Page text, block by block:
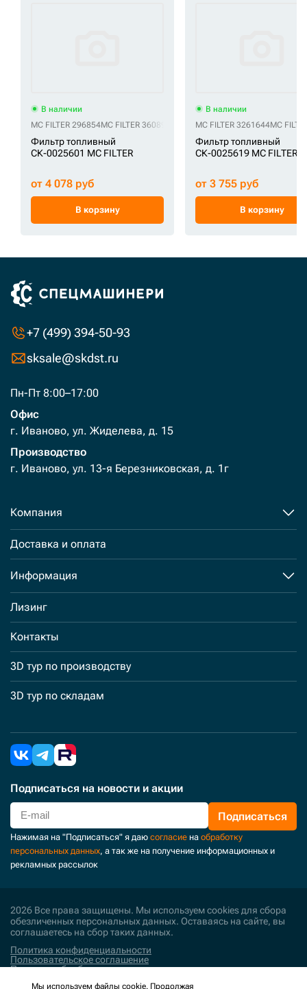
В наличии
MC FILTER 296854MC FILTER 3608960 MC FILTER FG174MC FILTER
Фильтр топливный
СК-0025601 MC FILTER
от 4 078 руб
В корзину
В наличии
MC FILTER 3261644MC
Фильтр топливный
СК-0025619 MC FILTER
от 3 755 руб
В корзину
+7 (499) 394-50-93
sksale@skdst.ru
Пн-Пт 8:00–17:00
Офис
г. Иваново, ул. Жиделева, д. 15
Производство
г. Иваново, ул. 13-я Березниковская, д. 1г
Компания
Доставка и оплата
Информация
Лизинг
Контакты
3D тур по производству
3D тур по складам
Подписаться на новости и акции
Подписаться
Нажимая на "Подписаться" я даю согласие на обработку
персональных данных, а так же на получение информационных и
рекламных рассылок
2026 Все права защищены. Мы используем cookies для сбора
обезличенных персональных данных. Оставаясь на сайте, вы
соглашаетесь на сбор таких данных.
Политика конфиденциальности
Пользовательское соглашение
Политика обработки персональных данных
Мы используем файлы cookie. Продолжая